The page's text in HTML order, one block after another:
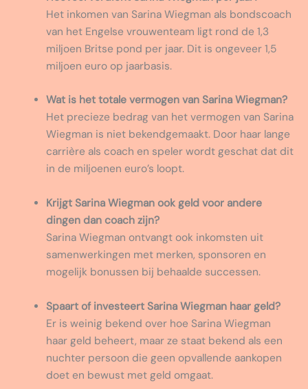
Het inkomen van Sarina Wiegman als bondscoach
van het Engelse vrouwenteam ligt rond de 1,3
miljoen Britse pond per jaar. Dit is ongeveer 1,5
miljoen euro op jaarbasis.
Wat is het totale vermogen van Sarina Wiegman?
Het precieze bedrag van het vermogen van Sarina
Wiegman is niet bekendgemaakt. Door haar lange
carrière als coach en speler wordt geschat dat dit
in de miljoenen euro’s loopt.
Krijgt Sarina Wiegman ook geld voor andere
dingen dan coach zijn?
Sarina Wiegman ontvangt ook inkomsten uit
samenwerkingen met merken, sponsoren en
mogelijk bonussen bij behaalde successen.
Spaart of investeert Sarina Wiegman haar geld?
Er is weinig bekend over hoe Sarina Wiegman
haar geld beheert, maar ze staat bekend als een
nuchter persoon die geen opvallende aankopen
doet en bewust met geld omgaat.